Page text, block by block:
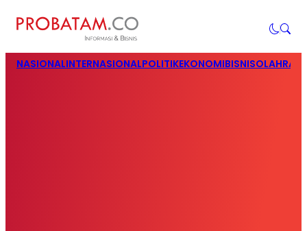
NASIONALINTERNASIONALPOLITIKEKONOMIBISNIS